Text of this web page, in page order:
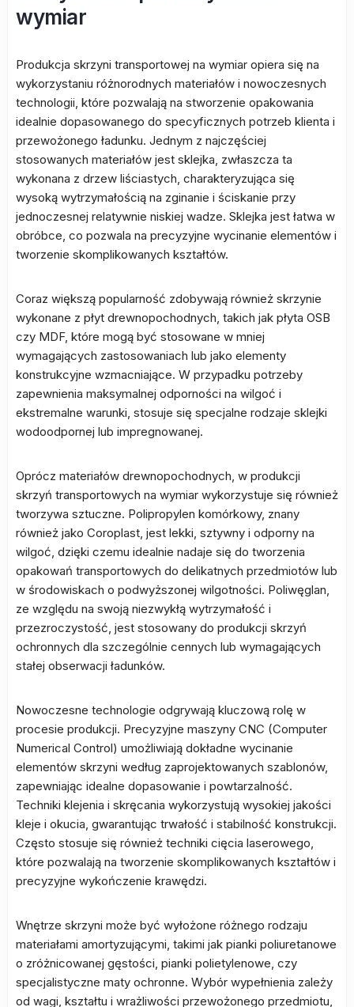
wymiar
Produkcja skrzyni transportowej na wymiar opiera się na
wykorzystaniu różnorodnych materiałów i nowoczesnych
technologii, które pozwalają na stworzenie opakowania
idealnie dopasowanego do specyficznych potrzeb klienta i
przewożonego ładunku. Jednym z najczęściej
stosowanych materiałów jest sklejka, zwłaszcza ta
wykonana z drzew liściastych, charakteryzująca się
wysoką wytrzymałością na zginanie i ściskanie przy
jednoczesnej relatywnie niskiej wadze. Sklejka jest łatwa w
obróbce, co pozwala na precyzyjne wycinanie elementów i
tworzenie skomplikowanych kształtów.
Coraz większą popularność zdobywają również skrzynie
wykonane z płyt drewnopochodnych, takich jak płyta OSB
czy MDF, które mogą być stosowane w mniej
wymagających zastosowaniach lub jako elementy
konstrukcyjne wzmacniające. W przypadku potrzeby
zapewnienia maksymalnej odporności na wilgoć i
ekstremalne warunki, stosuje się specjalne rodzaje sklejki
wodoodpornej lub impregnowanej.
Oprócz materiałów drewnopochodnych, w produkcji
skrzyń transportowych na wymiar wykorzystuje się również
tworzywa sztuczne. Polipropylen komórkowy, znany
również jako Coroplast, jest lekki, sztywny i odporny na
wilgoć, dzięki czemu idealnie nadaje się do tworzenia
opakowań transportowych do delikatnych przedmiotów lub
w środowiskach o podwyższonej wilgotności. Poliwęglan,
ze względu na swoją niezwykłą wytrzymałość i
przezroczystość, jest stosowany do produkcji skrzyń
ochronnych dla szczególnie cennych lub wymagających
stałej obserwacji ładunków.
Nowoczesne technologie odgrywają kluczową rolę w
procesie produkcji. Precyzyjne maszyny CNC (Computer
Numerical Control) umożliwiają dokładne wycinanie
elementów skrzyni według zaprojektowanych szablonów,
zapewniając idealne dopasowanie i powtarzalność.
Techniki klejenia i skręcania wykorzystują wysokiej jakości
kleje i okucia, gwarantując trwałość i stabilność konstrukcji.
Często stosuje się również techniki cięcia laserowego,
które pozwalają na tworzenie skomplikowanych kształtów i
precyzyjne wykończenie krawędzi.
Wnętrze skrzyni może być wyłożone różnego rodzaju
materiałami amortyzującymi, takimi jak pianki poliuretanowe
o zróżnicowanej gęstości, pianki polietylenowe, czy
specjalistyczne maty ochronne. Wybór wypełnienia zależy
od wagi, kształtu i wrażliwości przewożonego przedmiotu,